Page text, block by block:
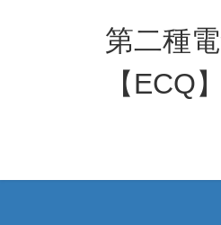
ッ
移
第二種
【ECQ】